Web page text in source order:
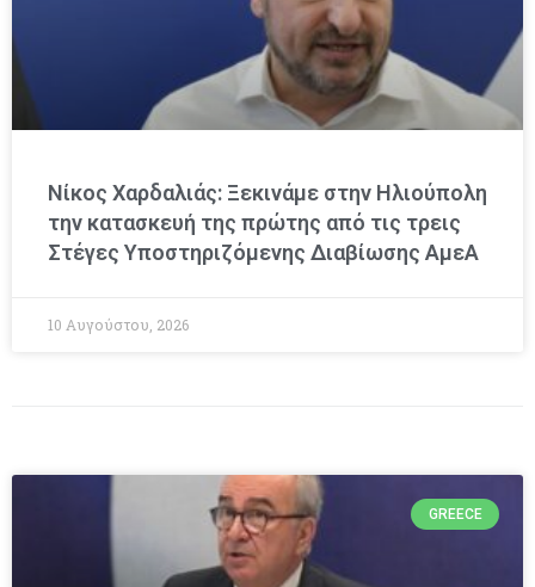
Νίκος Χαρδαλιάς: Ξεκινάμε στην Ηλιούπολη
την κατασκευή της πρώτης από τις τρεις
Στέγες Υποστηριζόμενης Διαβίωσης ΑμεΑ
10 Αυγούστου, 2026
GREECE